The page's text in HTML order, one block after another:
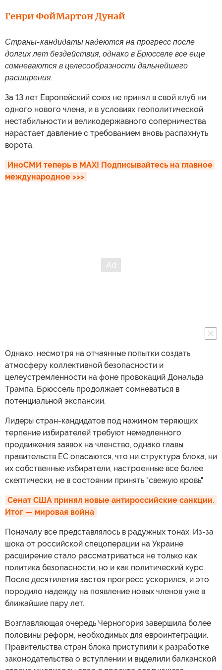
Генри ФойМартон Дунай
Страны-кандидаты надеются на прогресс после
долгих лет бездействия, однако в Брюсселе все еще
сомневаются в целесообразности дальнейшего
расширения.
За 13 лет Европейский союз не принял в свой клуб ни
одного нового члена, и в условиях геополитической
нестабильности и великодержавного соперничества
нарастает давление с требованием вновь распахнуть
ворота.
ИноСМИ теперь в MAX! Подписывайтесь на главное
международное >>>
Однако, несмотря на отчаянные попытки создать
атмосферу коллективной безопасности и
целеустремленности на фоне провокаций Дональда
Трампа, Брюссель продолжает сомневаться в
потенциальной экспансии.
Лидеры стран-кандидатов под нажимом теряющих
терпение избирателей требуют немедленного
продвижения заявок на членство, однако главы
правительств ЕС опасаются, что ни структура блока, ни
их собственные избиратели, настроенные все более
скептически, не в состоянии принять "свежую кровь".
Сенат США принял новые антироссийские санкции.
Итог — мировая война
Поначалу все представлялось в радужных тонах. Из-за
шока от российской спецоперации на Украине
расширение стало рассматриваться не только как
политика безопасности, но и как политический курс.
После десятилетия застоя прогресс ускорился, и это
породило надежду на появление новых членов уже в
ближайшие пару лет.
Возглавляющая очередь Черногория завершила более
половины реформ, необходимых для евроинтеграции.
Правительства стран блока приступили к разработке
законодательства о вступлении и выделили балканской